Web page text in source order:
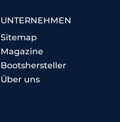
UNTERNEHMEN
Sitemap
Magazine
Bootshersteller
Über uns